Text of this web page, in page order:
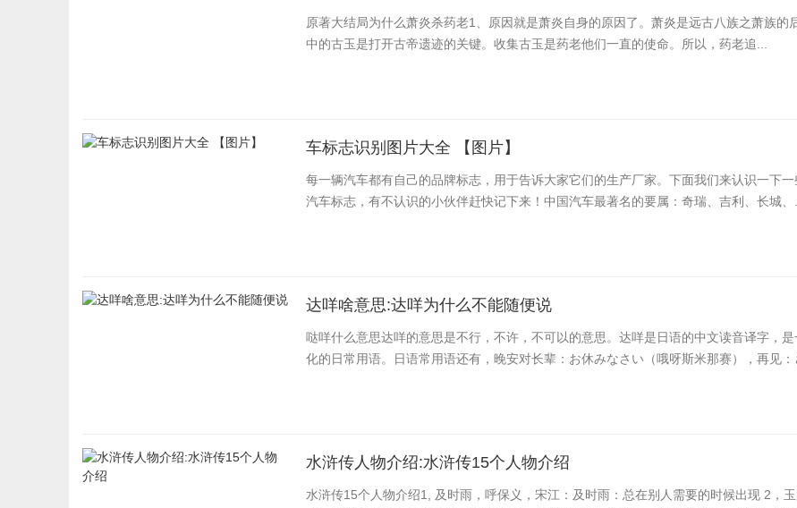
原著大结局为什么萧炎杀药老​1、原因就是萧炎自身的原因了。萧炎是远古八族之萧族的
中的古玉是打开古帝遗迹的关键。收集古玉是药老他们一直的使命。所以，药老追...
车标志识别图片大全 【图片】
每一辆汽车都有自己的品牌标志，用于告诉大家它们的生产厂家。下面我们来认识一下
汽车标志，有不认识的小伙伴赶快记下来！中国汽车最著名的要属：奇瑞、吉利、长城、...
达咩啥意思:达咩为什么不能随便说
哒咩什么意思达咩的意思是不行，不许，不可以的意思。达咩是日语的中文读音译字，
化的日常用语。日语常用语还有，晚安对长辈：お休みなさい（哦呀斯米那赛），再见：
水浒传人物介绍:水浒传15个人物介绍
水浒传15个人物介绍1, 及时雨，呼保义，宋江：及时雨：总在别人需要的时候出现 2，